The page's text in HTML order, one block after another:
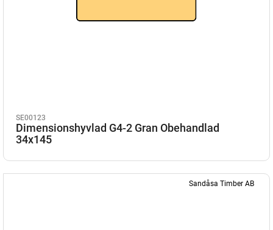
SE00123
Dimensionshyvlad G4-2 Gran Obehandlad
34x145
Sandåsa Timber AB